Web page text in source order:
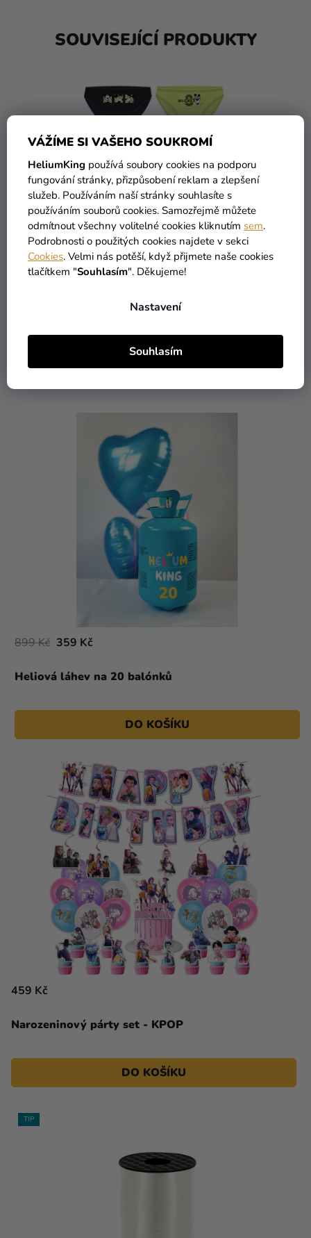
VÁŽÍME SI VAŠEHO SOUKROMÍ
HeliumKing používá soubory cookies na podporu
fungování stránky, přizpůsobení reklam a zlepšení
služeb. Používáním naší stránky souhlasíte s
používáním souborů cookies. Samozřejmě můžete
odmítnout všechny volitelné cookies kliknutím sem.
Podrobnosti o použitých cookies najdete v sekci
Cookies. Velmi nás potěší, když přijmete naše cookies
tlačítkem "Souhlasím". Děkujeme!
Nastavení
Souhlasím
SOUVISEJÍCÍ PRODUKTY
Spodní prádlo - Mickey
Mouse zelené 3 ks
139 Kč
DETAIL
MOHLO BY VÁS ZAJÍMAT
Heliová láhev na 20 balónků
899 Kč 359 Kč
DO KOŠÍKU
Narozeninový párty set - KPOP
459 Kč
DO KOŠÍKU
TIP